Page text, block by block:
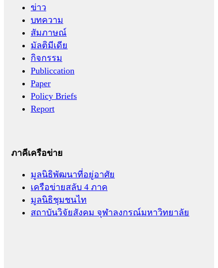
ข่าว
บทความ
สัมภาษณ์
มัลติมีเดีย
กิจกรรม
Publiccation
Paper
Policy Briefs
Report
ภาคีเครือข่าย
มูลนิธิพัฒนาที่อยู่อาศัย
เครือข่ายสลับ 4 ภาค
มูลนิธิชุมชนไท
สถาบันวิจัยสังคม จุฬาลงกรณ์มหาวิทยาลัย